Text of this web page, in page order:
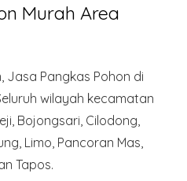
Murah Area
Jasa Pangkas Pohon di
wilayah kecamatan
Bojongsari, Cilodong,
Limo, Pancoran Mas,
Tapos.